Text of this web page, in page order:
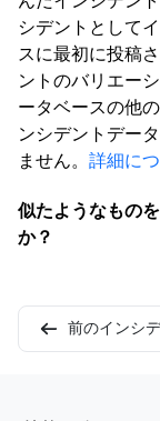
シデントとして
スに最初に投稿
ントのバリエー
ータベースの他
ンシデントデー
ません。 詳細に
似たようなもの
か？
前のインシ